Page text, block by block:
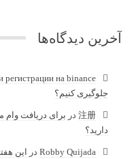
آخرین دیدگاه‌ها
регистрации на binance
جلوگیری کنیم؟
注册 در برای دریافت وام
دارید؟
Robby Quijada در